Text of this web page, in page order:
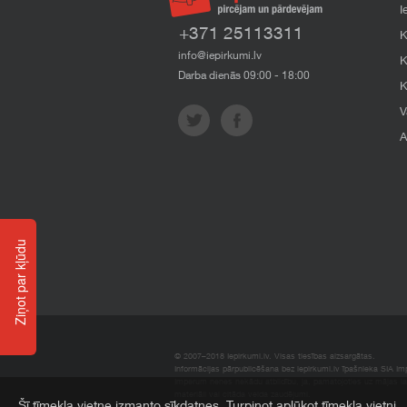
+371 25113311
info@iepirkumi.lv
Darba dienās 09:00 - 18:00
© 2007–2018 Iepirkumi.lv. Visas tiesības aizsargātas.
Informācijas pārpublicēšana bez iepirkumi.lv īpašnieka SIA
Ziņot par kļūdu